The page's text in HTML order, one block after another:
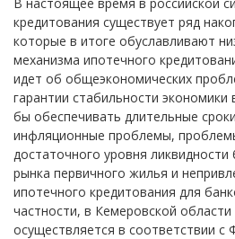
кредитования существует ряд
которые в итоге обуславливают
механизма ипотечного
идет об общеэкономических
гарантии стабильности
бы обеспечивать длительные
инфляционные проблемы,
достаточного уровня
рынка первичного жилья и
ипотечного кредитования для
частности, в Кемеровской
осуществляется в соответствии с